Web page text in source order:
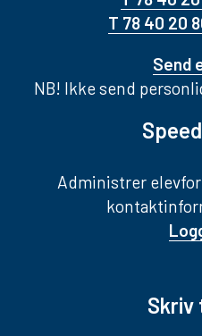
T 78 40 20
Send
NB! Ikke send
Administrer
Skriv